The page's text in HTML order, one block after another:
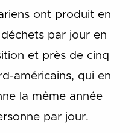
ont produit en
par jour en
et près de cinq
américains, qui en
la même année
par jour.